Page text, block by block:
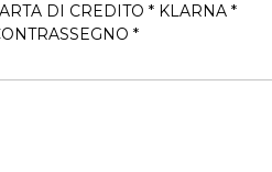
DI CREDITO * KLARNA *
*